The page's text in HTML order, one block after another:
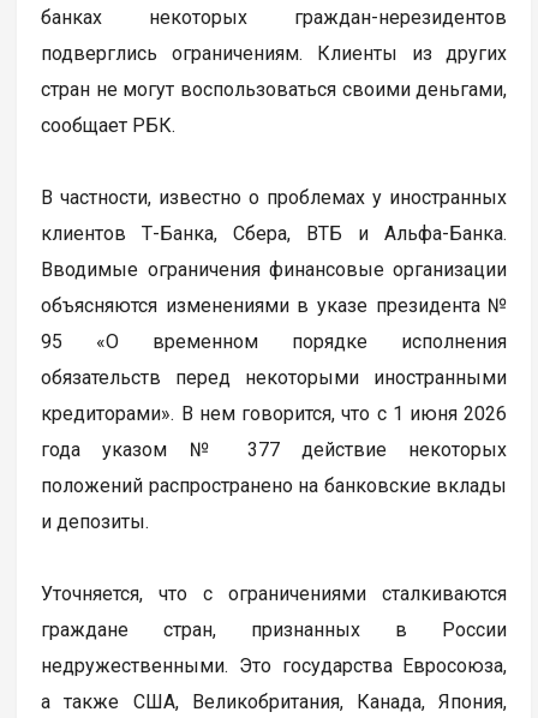
банках некоторых граждан-нерезидентов
подверглись ограничениям. Клиенты из других
стран не могут воспользоваться своими деньгами,
сообщает РБК.
В частности, известно о проблемах у иностранных
клиентов Т-Банка, Сбера, ВТБ и Альфа-Банка.
Вводимые ограничения финансовые организации
объясняются изменениями в указе президента №
95 «О временном порядке исполнения
обязательств перед некоторыми иностранными
кредиторами». В нем говорится, что с 1 июня 2026
года указом № 377 действие некоторых
положений распространено на банковские вклады
и депозиты.
Уточняется, что с ограничениями сталкиваются
граждане стран, признанных в России
недружественными. Это государства Евросоюза,
а также США, Великобритания, Канада, Япония,